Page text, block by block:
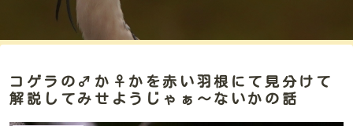
コゲラの♂か♀かを赤い羽根にて見分けて
解説してみせようじゃぁ～ないかの話